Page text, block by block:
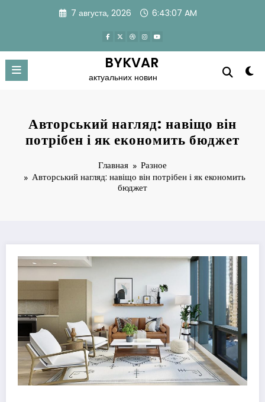
7 августа, 2026 6:43:08 AM
BYKVAR
актуальних новин
Авторський нагляд: навіщо він
потрібен і як економить бюджет
Главная
Разное
Авторський нагляд: навіщо він потрібен і як економить
бюджет